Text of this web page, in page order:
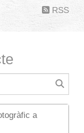
RSS
a